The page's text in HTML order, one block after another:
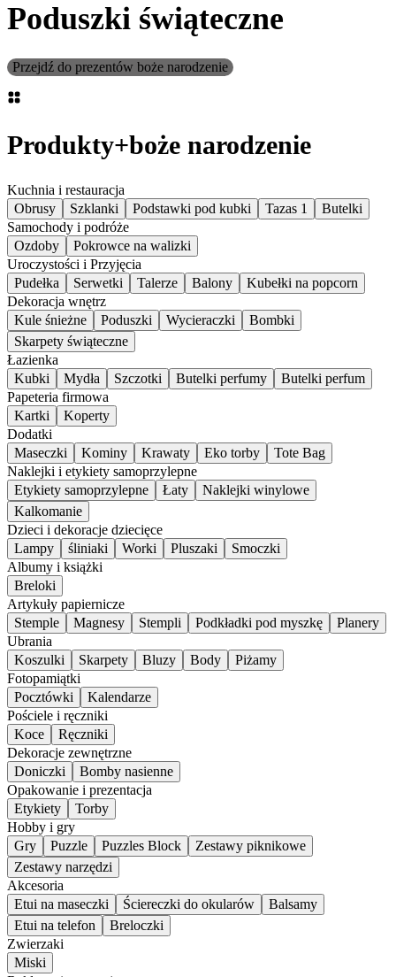
Poduszki świąteczne
Przejdź do prezentów boże narodzenie
Produkty+boże narodzenie
Kuchnia i restauracja
Obrusy
Szklanki Podstawki pod kubki Tazas 1
Butelki
Samochody i podróże
Ozdoby
Pokrowce na walizki
Uroczystości i Przyjęcia
Pudełka
Serwetki Talerze Balony
Kubełki na popcorn
Dekoracja wnętrz
Kule śnieżne
Poduszki Wycieraczki
Bombki
Skarpety świąteczne
Łazienka
Kubki
Mydła Szczotki Butelki perfumy
Butelki perfum
Papeteria firmowa
Kartki
Koperty
Dodatki
Maseczki
Kominy Krawaty Eko torby
Tote Bag
Naklejki i etykiety samoprzylepne
Etykiety samoprzylepne
Łaty
Naklejki winylowe
Kalkomanie
Dzieci i dekoracje dziecięce
Lampy
śliniaki Worki Pluszaki
Smoczki
Albumy i książki
Breloki
Artykuły papiernicze
Stemple
Magnesy Stempli Podkładki pod myszkę
Planery
Ubrania
Koszulki
Skarpety Bluzy Body
Piżamy
Fotopamiątki
Pocztówki
Kalendarze
Pościele i ręczniki
Koce
Ręczniki
Dekoracje zewnętrzne
Doniczki
Bomby nasienne
Opakowanie i prezentacja
Etykiety
Torby
Hobby i gry
Gry
Puzzle Puzzles Block
Zestawy piknikowe
Zestawy narzędzi
Akcesoria
Etui na maseczki
Ściereczki do okularów
Balsamy
Etui na telefon
Breloczki
Zwierzaki
Miski